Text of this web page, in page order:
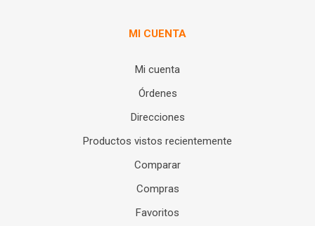
MI CUENTA
Mi cuenta
Órdenes
Direcciones
Productos vistos recientemente
Comparar
Compras
Favoritos